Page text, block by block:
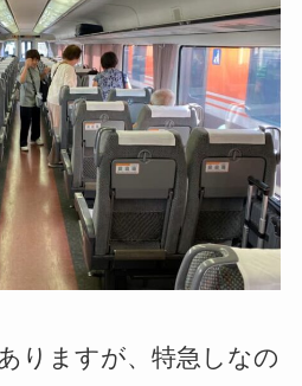
りますが、特急しなの